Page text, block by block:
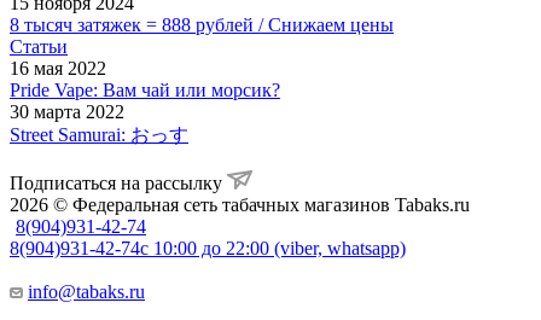
8 тысяч затяжек = 888 рублей / Снижаем цены
Статьи
16 мая 2022
Pride Vape: Вам чай или морсик?
30 марта 2022
Street Samurai: おっす
Подписаться на рассылку
2026 © Федеральная сеть табачных магазинов Tabaks.ru
8(904)931-42-74
8(904)931-42-74с 10:00 до 22:00 (viber, whatsapp)
info@tabaks.ru